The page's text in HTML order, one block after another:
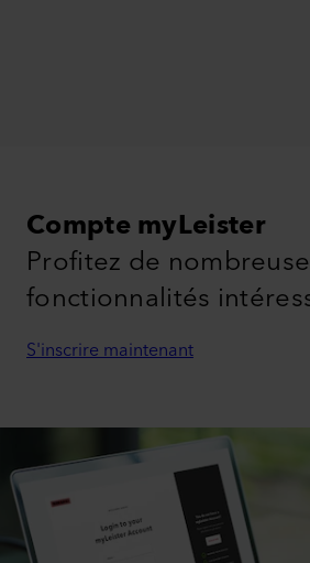
Compte myLeister
Profitez de
fonctionnalités
S'inscrire maintenant